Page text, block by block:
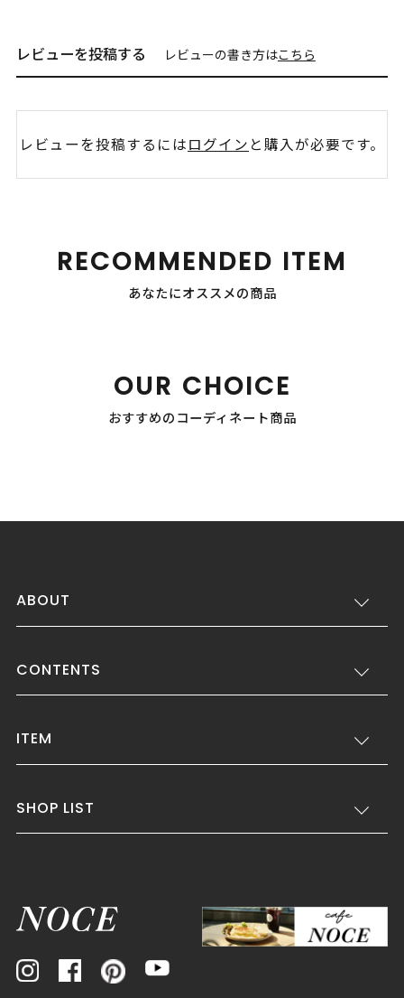
レビューを投稿する レビューの書き方はこちら
レビューを投稿するにはログイン と購入が必要です。
RECOMMENDED ITEM
あなたにオススメの商品
OUR CHOICE
おすすめのコーディネート商品
ABOUT
CONTENTS
ITEM
SHOP LIST